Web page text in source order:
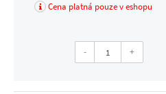
Cena platná pouze v eshopu
- +